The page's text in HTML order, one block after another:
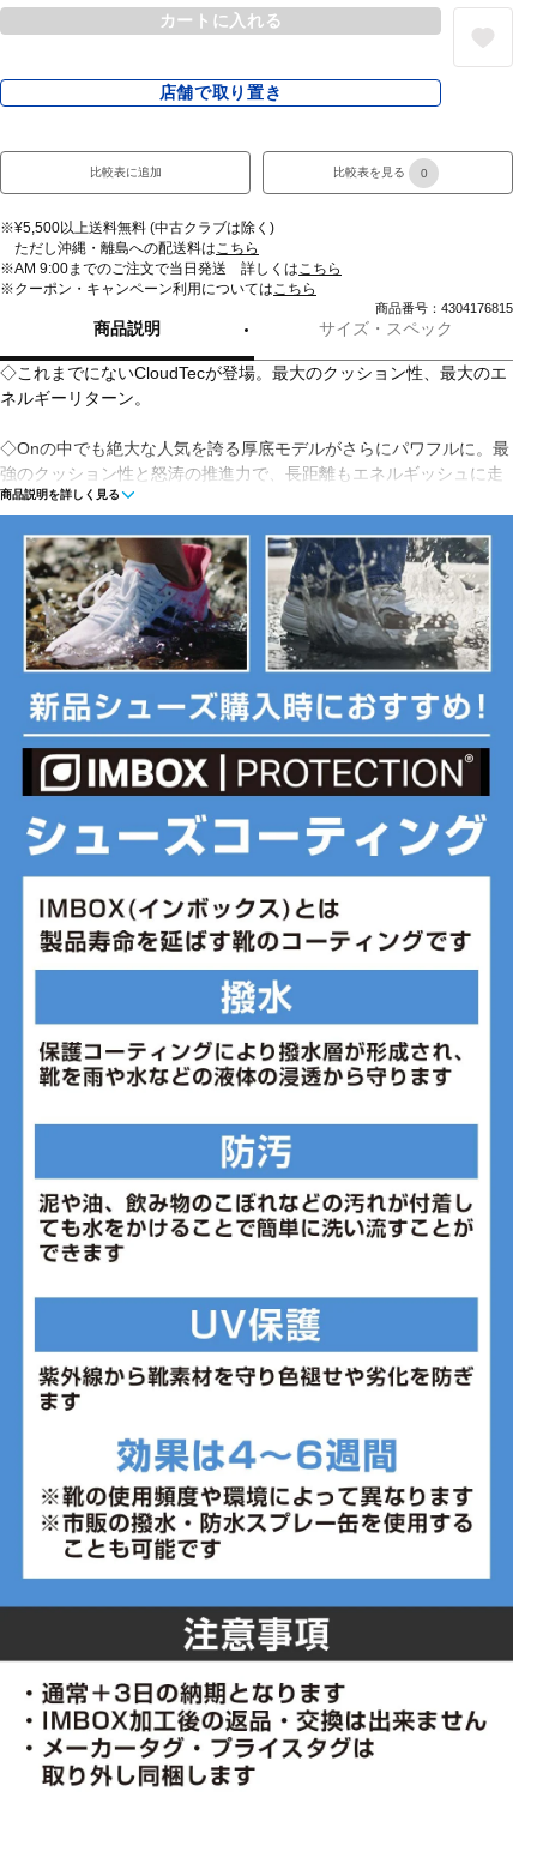
カートに入れる
店舗で取り置き
比較表に追加 比較表を見る 0
※¥5,500以上送料無料 (中古クラブは除く)
ただし沖縄・離島への配送料はこちら
※AM 9:00までのご注文で当日発送 詳しくはこちら
※クーポン・キャンペーン利用についてはこちら
商品番号：4304176815
商品説明 サイズ・スペック
◇これまでにないCloudTecが登場。最大のクッション性、最大のエ
ネルギーリターン。
◇Onの中でも絶大な人気を誇る厚底モデルがさらにパワフルに。最
強のクッション性と怒涛の推進力で、長距離もエネルギッシュに走
れます。
◇パワフルな蹴り出しと推進力を生み出すナイロン配合の
Speedboard(R)
◇On史上最大のCloudTec(R)を搭載したクッション性抜群のランニ
ングシューズ
◇MAXなクッショニングとMAXなエネルギーリターン
◇密度の異なる2層のHelion(TM)スーパーフォームを新採用し、バ
ウンス感をアップ
◇ナイロンを配合した新形状のSpeedboard(R)が怒涛の推進力を発
◇前足部に衝撃吸収性に優れたフォーム素材のインサートを配置
■カラー(メーカー表記):
アイボリー×イエローグリーン(Ivory / Lime)
■片足重量:300g
■生産国:ベトナム
■2025年モデル
※ブランドやシリーズによっては甲高や幅等小さめに作られている
ことがあります。あくまで目安としてご判断ください。
■メーカー型番：MF31043072
商品説明を詳しく見る